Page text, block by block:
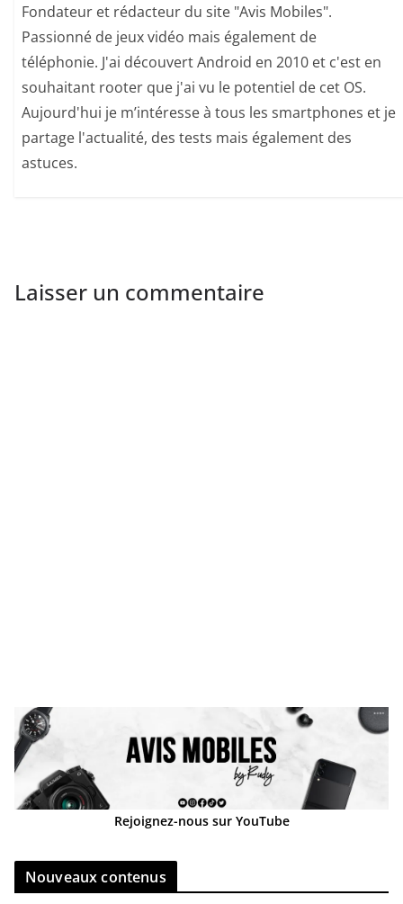
Fondateur et rédacteur du site "Avis Mobiles".
Passionné de jeux vidéo mais également de
téléphonie. J'ai découvert Android en 2010 et c'est en
souhaitant rooter que j'ai vu le potentiel de cet OS.
Aujourd'hui je m’intéresse à tous les smartphones et je
partage l'actualité, des tests mais également des
astuces.
Laisser un commentaire
Rejoignez-nous sur YouTube
Nouveaux contenus